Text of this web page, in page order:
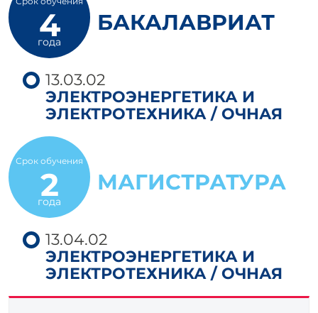
4
года
БАКАЛАВРИАТ
13.03.02
ЭЛЕКТРОЭНЕРГЕТИКА И
ЭЛЕКТРОТЕХНИКА / ОЧНАЯ
Срок обучения
2
года
МАГИСТРАТУРА
13.04.02
ЭЛЕКТРОЭНЕРГЕТИКА И
ЭЛЕКТРОТЕХНИКА / ОЧНАЯ